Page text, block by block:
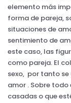
elemento más
forma de pareja,
situaciones de
sentimiento de
este caso, las
como pareja. El
sexo, por tanto
amor . Sobre todo
casadas o que